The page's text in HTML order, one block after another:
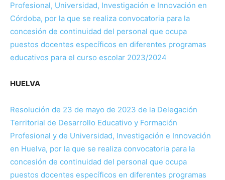
Profesional, Universidad, Investigación e Innovación en
Córdoba, por la que se realiza convocatoria para la
concesión de continuidad del personal que ocupa
puestos docentes específicos en diferentes programas
educativos para el curso escolar 2023/2024
HUELVA
Resolución de 23 de mayo de 2023 de la Delegación
Territorial de Desarrollo Educativo y Formación
Profesional y de Universidad, Investigación e Innovación
en Huelva, por la que se realiza convocatoria para la
concesión de continuidad del personal que ocupa
puestos docentes específicos en diferentes programas